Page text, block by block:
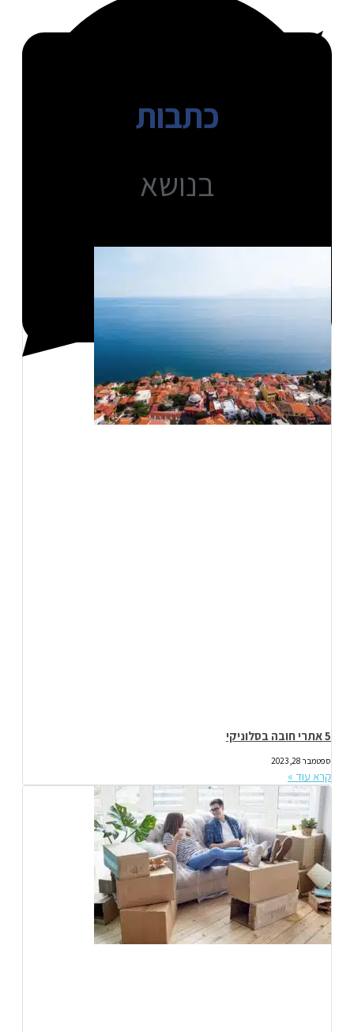
כתבות
בנושא
5 אתרי חובה בסלוניקי
ספטמבר 28, 2023
קרא עוד »